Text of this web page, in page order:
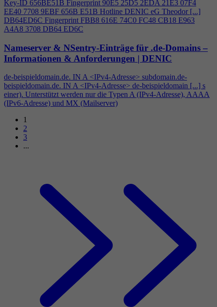
Key-ID 656BE51B Fingerprint 90E5 25D5 2EDA 21E3 07F4
EE40 7708 9EBF 656B E51B Hotline DENIC eG Theodor [...]
DB64ED6C Fingerprint FBB8 616E 74C0 FC48 CB18 E963
A4A8 3708 DB64 ED6C
Nameserver & NSentry-Einträge für .de-Domains –
Informationen & Anforderungen | DENIC
de-beispieldomain.de. IN A <IPv4-Adresse> subdomain.de-
beispieldomain.de. IN A <IPv4-Adresse> de-beispieldomain [...] s
einer). Unterstützt werden nur die Typen A (IPv4-Adresse), AAAA
(IPv6-Adresse) und MX (Mailserver)
1
2
3
...